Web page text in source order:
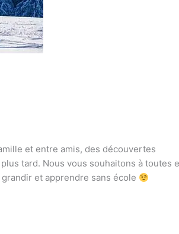
et entre amis, des découvertes
tard. Nous vous souhaitons à toutes
et apprendre sans école